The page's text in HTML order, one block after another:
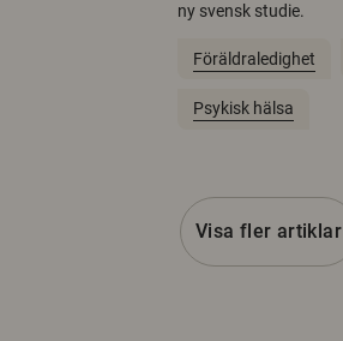
ny svensk studie.
Föräldraledighet
Psykisk hälsa
Visa fler artiklar